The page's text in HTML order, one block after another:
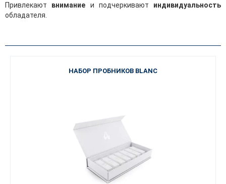
Привлекают внимание и подчеркивают индивидуальность
обладателя.
НАБОР ПРОБНИКОВ BLANC